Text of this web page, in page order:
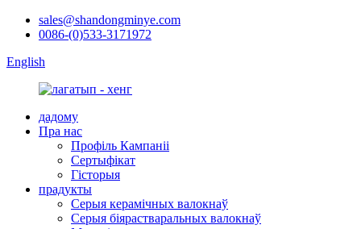
sales@shandongminye.com
0086-(0)533-3171972
English
дадому
Пра нас
Профіль Кампаніі
Сертыфікат
Гісторыя
прадукты
Серыя керамічных валокнаў
Серыя біярастваральных валокнаў